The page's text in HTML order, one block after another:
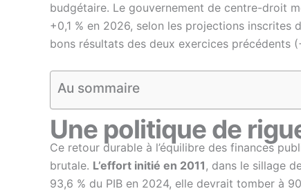
budgétaire. Le gouvernement de centre-droit
+0,1 % en 2026, selon les projections inscrites
bons résultats des deux exercices précédents
Au sommaire
Une politique de
Ce retour durable à l’équilibre des finances
brutale. L’effort initié en 2011 , dans le sillage
93,6 % du PIB en 2024, elle devrait tomber à